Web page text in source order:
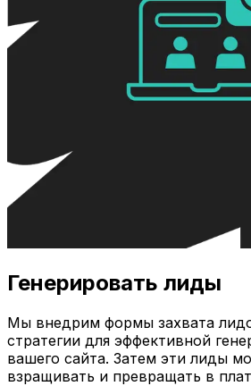
Генерировать лиды
Мы внедрим формы захвата
стратегии для эффективной
вашего сайта. Затем эти лиды
взращивать и превращать в